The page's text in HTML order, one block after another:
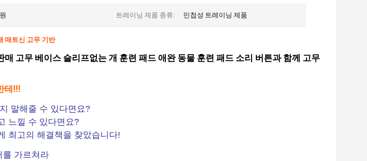
트레이닝 제품 종류: 민첩성 트레이닝 제품
매트신 고무 기반
매 고무 베이스 슬리프없는 개 훈련 패드 애완 동물 훈련 패드 소리 버튼과 함께 고무
테!!!
말해줄 수 있다면요?
느낄 수 있다면요?
최고의 해결책을 찾았습니다!
를 가르쳐라